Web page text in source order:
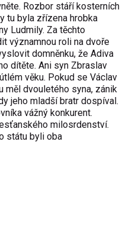
Rozbor stáří kosterních
tu byla zřízena hrobka
Ludmily. Za těchto
významnou roli na dvoře
domněnku, že Adiva
dítěte. Ani syn Zbraslav
věku. Pokud se Václav
měl dvouletého syna, zánik
jeho mladší bratr dospíval.
vážný konkurent.
milosrdenství.
státu byli oba